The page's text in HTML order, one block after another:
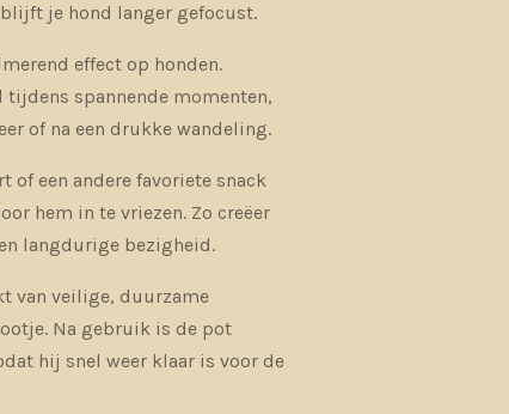
je hond langer gefocust.
effect op honden.
tijdens spannende momenten,
of na een drukke wandeling.
of een andere favoriete snack
hem in te vriezen. Zo creëer
langdurige bezigheid.
van veilige, duurzame
Na gebruik is de pot
hij snel weer klaar is voor de